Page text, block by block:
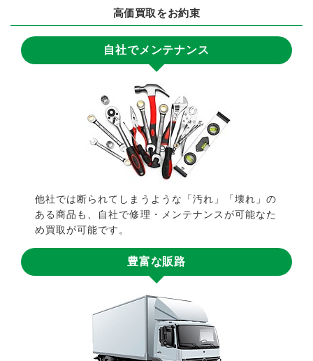
高価買取をお約束
自社でメンテナンス
他社では断られてしまうような「汚れ」「壊れ」の
ある商品も、自社で修理・メンテナンスが可能なた
め買取が可能です。
豊富な販路